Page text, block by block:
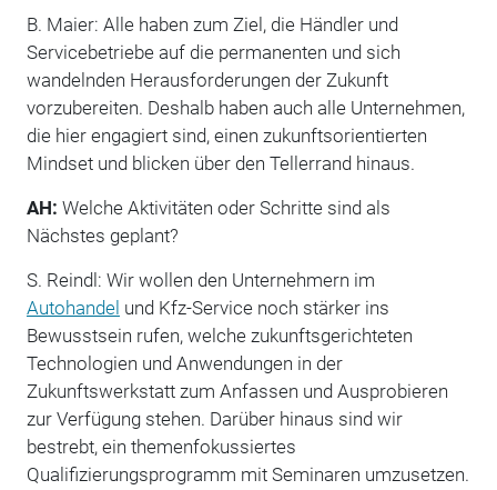
B. Maier: Alle haben zum Ziel, die Händler und
Servicebetriebe auf die permanenten und sich
wandelnden Herausforderungen der Zukunft
vorzubereiten. Deshalb haben auch alle Unternehmen,
die hier engagiert sind, einen zukunftsorientierten
Mindset und blicken über den Tellerrand hinaus.
AH: Welche Aktivitäten oder Schritte sind als
Nächstes geplant?
S. Reindl: Wir wollen den Unternehmern im
Autohandel und Kfz-Service noch stärker ins
Bewusstsein rufen, welche zukunftsgerichteten
Technologien und Anwendungen in der
Zukunftswerkstatt zum Anfassen und Ausprobieren
zur Verfügung stehen. Darüber hinaus sind wir
bestrebt, ein themenfokussiertes
Qualifizierungsprogramm mit Seminaren umzusetzen.